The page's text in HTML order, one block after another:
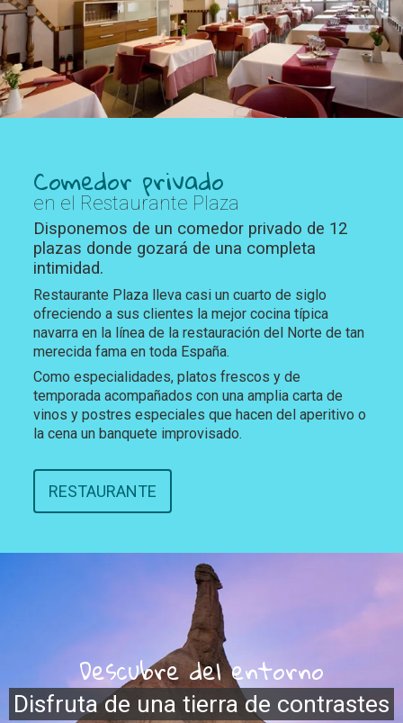
Comedor privado
en el Restaurante Plaza
Disponemos de un comedor privado de 12
plazas donde gozará de una completa
intimidad.
Restaurante Plaza lleva casi un cuarto de siglo
ofreciendo a sus clientes la mejor cocina típica
navarra en la línea de la restauración del Norte de tan
merecida fama en toda España.
Como especialidades, platos frescos y de
temporada acompañados con una amplia carta de
vinos y postres especiales que hacen del aperitivo o
la cena un banquete improvisado.
RESTAURANTE
Descubre del entorno
Disfruta de una tierra de contrastes